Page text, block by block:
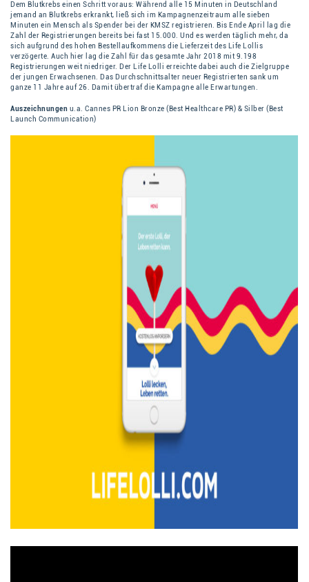
Dem Blutkrebs einen Schritt voraus: Während alle 15 Minuten in Deutschland
jemand an Blutkrebs erkrankt, ließ sich im Kampagnenzeitraum alle sieben
Minuten ein Mensch als Spender bei der KMSZ registrieren. Bis Ende April lag die
Zahl der Registrierungen bereits bei fast 15.000. Und es werden täglich mehr, da
sich aufgrund des hohen Bestellaufkommens die Lieferzeit des Life Lollis
verzögerte. Auch hier lag die Zahl für das gesamte Jahr 2018 mit 9.198
Registrierungen weit niedriger. Der Life Lolli erreichte dabei auch die Zielgruppe
der jungen Erwachsenen. Das Durchschnittsalter neuer Registrierten sank um
ganze 11 Jahre auf 26. Damit übertraf die Kampagne alle Erwartungen.
Auszeichnungen u.a. Cannes PR Lion Bronze (Best Healthcare PR) & Silber (Best
Launch Communication)